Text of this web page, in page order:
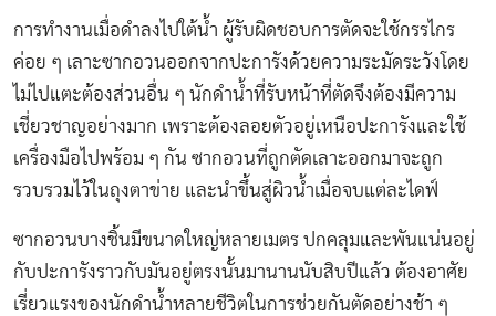
การทำงานเมื่อดำลงไปใต้น้ำ ผู้รับผิดชอบการตัดจะใช้กรรไกร
ค่อย ๆ เลาะซากอวนออกจากปะการังด้วยความระมัดระวังโดย
ไม่ไปแตะต้องส่วนอื่น ๆ นักดำน้ำที่รับหน้าที่ตัดจึงต้องมีความ
เชี่ยวชาญอย่างมาก เพราะต้องลอยตัวอยู่เหนือปะการังและใช้
เครื่องมือไปพร้อม ๆ กัน ซากอวนที่ถูกตัดเลาะออกมาจะถูก
รวบรวมไว้ในถุงตาข่าย และนำขึ้นสู่ผิวน้ำเมื่อจบแต่ละไดฟ์
ซากอวนบางชิ้นมีขนาดใหญ่หลายเมตร ปกคลุมและพันแน่นอยู่
กับปะการังราวกับมันอยู่ตรงนั้นมานานนับสิบปีแล้ว ต้องอาศัย
เรี่ยวแรงของนักดำน้ำหลายชีวิตในการช่วยกันตัดอย่างช้า ๆ